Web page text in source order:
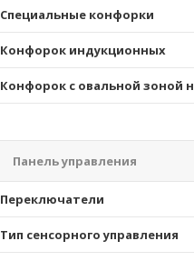
Специальные конфорки
Конфорок индукционных
Конфорок с овальной зоной
Панель управления
Переключатели
Тип сенсорного управления